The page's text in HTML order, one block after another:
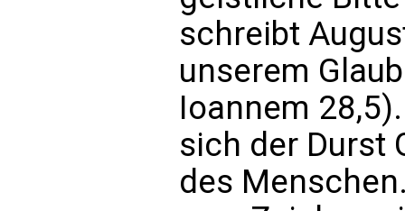
schreibt
unserem
Ioannem
sich der Durst
des